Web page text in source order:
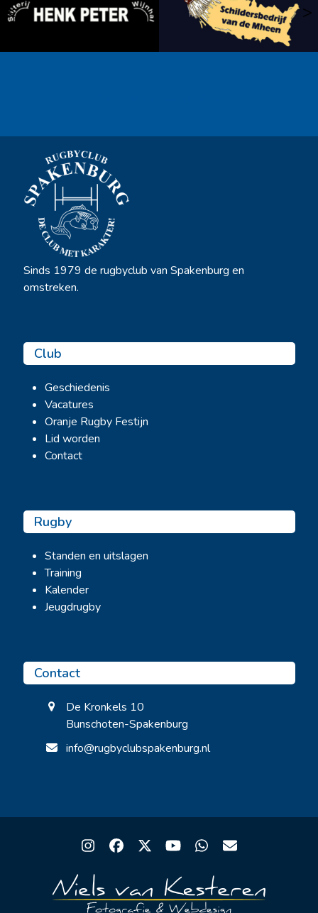
< >
Sinds 1979 de rugbyclub van Spakenburg en
omstreken.
Club
Geschiedenis
Vacatures
Oranje Rugby Festijn
Lid worden
Contact
Rugby
Standen en uitslagen
Training
Kalender
Jeugdrugby
Contact
De Kronkels 10
Bunschoten-Spakenburg
info@rugbyclubspakenburg.nl
Instagram
Facebook
TwitterYouTubeWhatsapp
Email